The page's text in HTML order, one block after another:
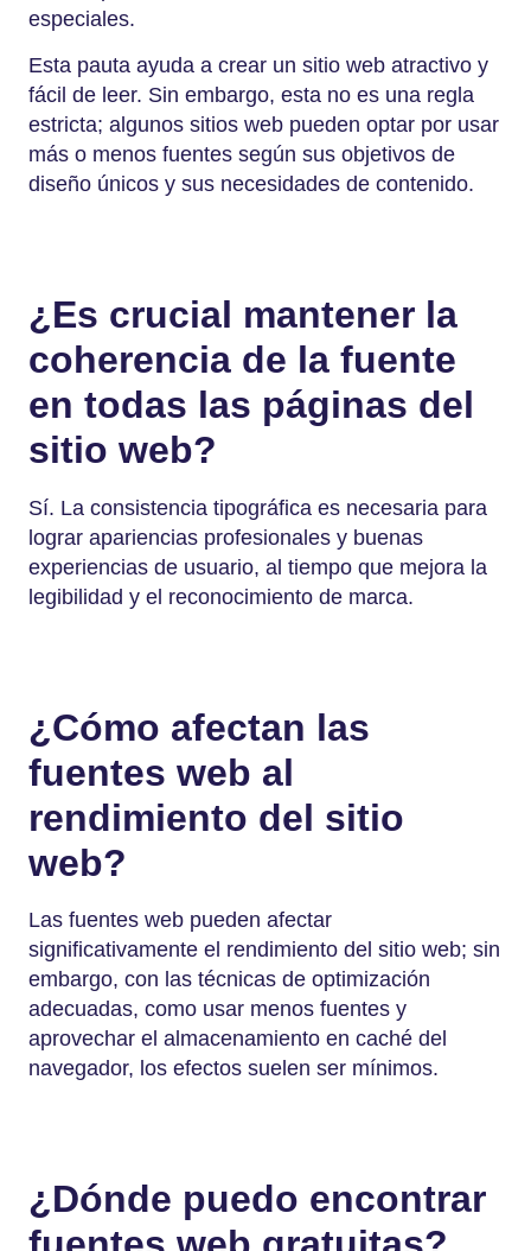
especiales.
Esta pauta ayuda a crear un sitio web atractivo y
fácil de leer. Sin embargo, esta no es una regla
estricta; algunos sitios web pueden optar por usar
más o menos fuentes según sus objetivos de
diseño únicos y sus necesidades de contenido.
¿Es crucial mantener la
coherencia de la fuente
en todas las páginas del
sitio web?
Sí. La consistencia tipográfica es necesaria para
lograr apariencias profesionales y buenas
experiencias de usuario, al tiempo que mejora la
legibilidad y el reconocimiento de marca.
¿Cómo afectan las
fuentes web al
rendimiento del sitio
web?
Las fuentes web pueden afectar
significativamente el rendimiento del sitio web; sin
embargo, con las técnicas de optimización
adecuadas, como usar menos fuentes y
aprovechar el almacenamiento en caché del
navegador, los efectos suelen ser mínimos.
¿Dónde puedo encontrar